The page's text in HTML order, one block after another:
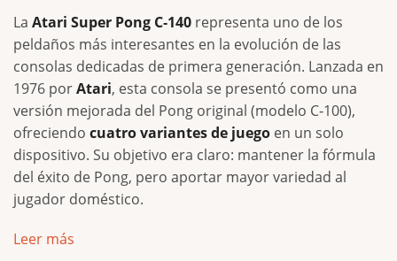
La Atari Super Pong C‑140 representa uno de los
peldaños más interesantes en la evolución de las
consolas dedicadas de primera generación. Lanzada en
1976 porAtari, esta consola se presentó como una
versión mejorada del Pong original (modelo C‑100),
ofreciendo cuatro variantes de juego en un solo
dispositivo. Su objetivo era claro: mantener la fórmula
del éxito de Pong, pero aportar mayor variedad al
jugador doméstico.
Leer más